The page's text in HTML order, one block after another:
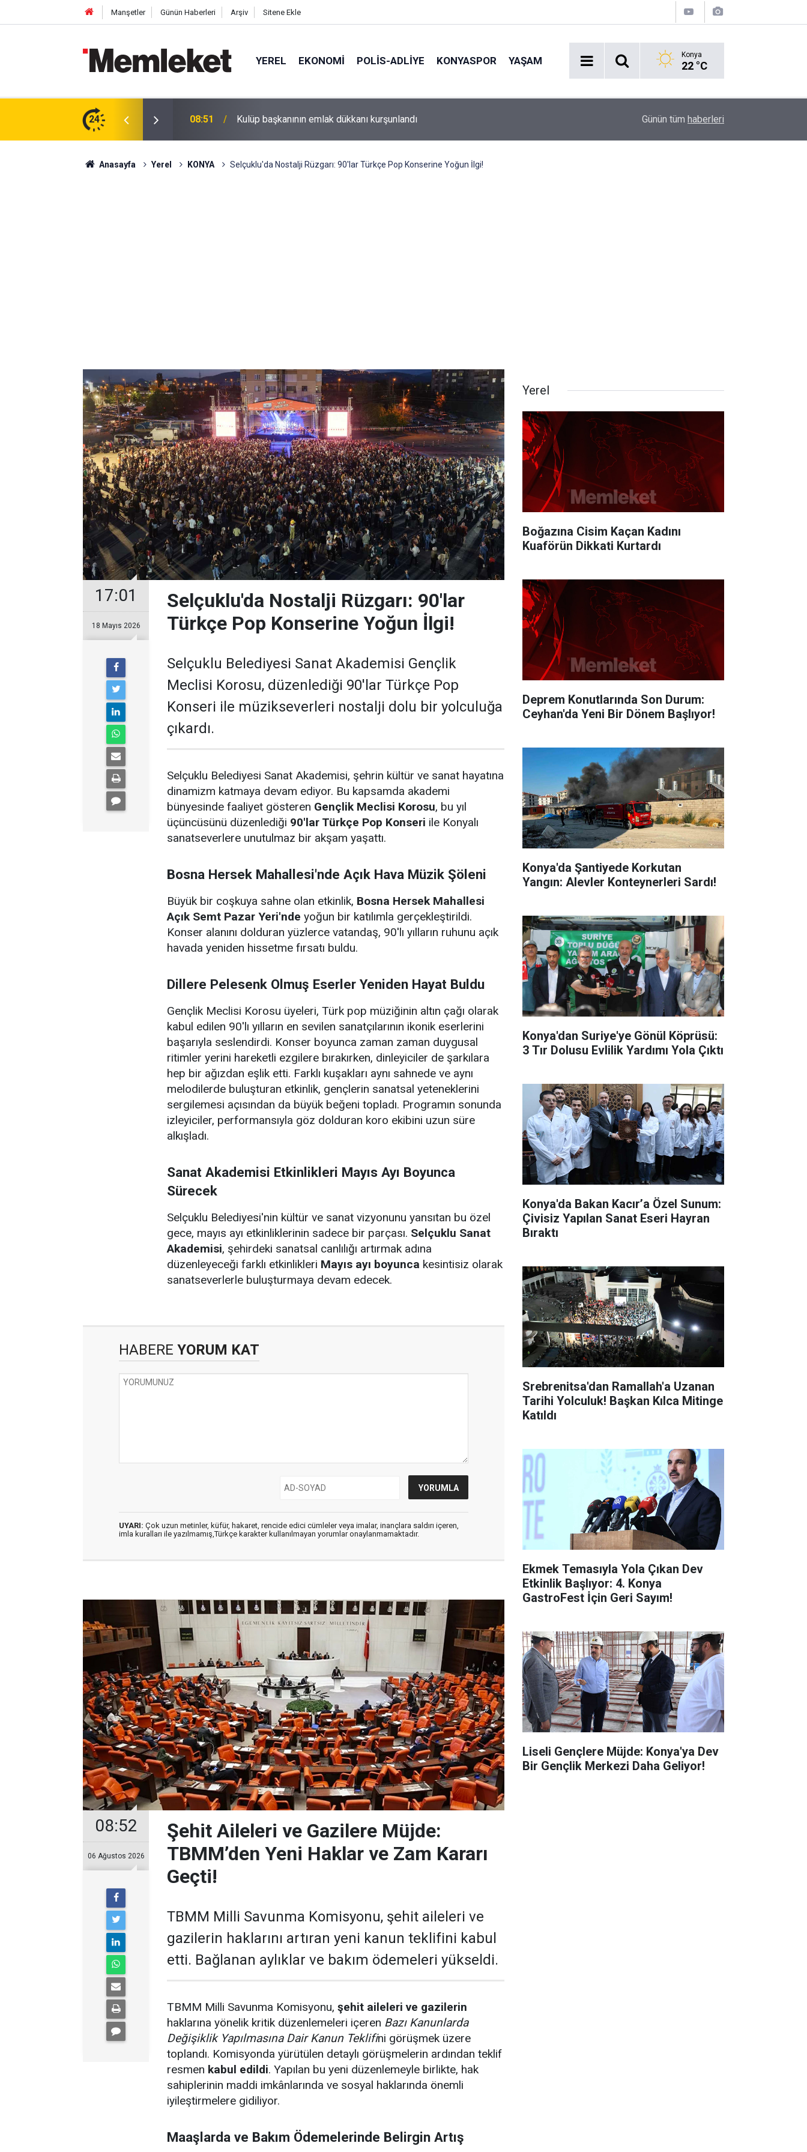
Manşetler Günün Haberleri Arşiv Sitene Ekle
YEREL EKONOMI POLİS-ADLİYE KONYASPOR YAŞAM Konya
22 °C
24
Yeni Haklar ve Zam Kararı Geçti! 08:51 Kulüp başkanının emlak dükkanı kurşunlandı Sosyal Medyadaki Görüntüler İnfial Yarattı:
Günün tüm haberleri
Anasayfa Yerel KONYA Selçuklu'da Nostalji Rüzgarı: 90'lar Türkçe Pop Konserine Yoğun İlgi!
17:01
18 Mayıs 2026
Selçuklu'da Nostalji Rüzgarı: 90'lar
Türkçe Pop Konserine Yoğun İlgi!
Selçuklu Belediyesi Sanat Akademisi Gençlik
Meclisi Korosu, düzenlediği 90'lar Türkçe Pop
Konseri ile müzikseverleri nostalji dolu bir yolculuğa
çıkardı.
Selçuklu Belediyesi Sanat Akademisi, şehrin kültür ve sanat hayatına
dinamizm katmaya devam ediyor. Bu kapsamda akademi
bünyesinde faaliyet gösteren Gençlik Meclisi Korosu, bu yıl
üçüncüsünü düzenlediği 90'lar Türkçe Pop Konseri ile Konyalı
sanatseverlere unutulmaz bir akşam yaşattı.
Bosna Hersek Mahallesi'nde Açık Hava Müzik Şöleni
Büyük bir coşkuya sahne olan etkinlik, Bosna Hersek Mahallesi
Açık Semt Pazar Yeri'nde yoğun bir katılımla gerçekleştirildi.
Konser alanını dolduran yüzlerce vatandaş, 90'lı yılların ruhunu açık
havada yeniden hissetme fırsatı buldu.
Dillere Pelesenk Olmuş Eserler Yeniden Hayat Buldu
Gençlik Meclisi Korosu üyeleri, Türk pop müziğinin altın çağı olarak
kabul edilen 90'lı yılların en sevilen sanatçılarının ikonik eserlerini
başarıyla seslendirdi. Konser boyunca zaman zaman duygusal
ritimler yerini hareketli ezgilere bırakırken, dinleyiciler de şarkılara
hep bir ağızdan eşlik etti. Farklı kuşakları aynı sahnede ve aynı
melodilerde buluşturan etkinlik, gençlerin sanatsal yeteneklerini
sergilemesi açısından da büyük beğeni topladı. Programın sonunda
izleyiciler, performansıyla göz dolduran koro ekibini uzun süre
alkışladı.
Sanat Akademisi Etkinlikleri Mayıs Ayı Boyunca
Sürecek
Selçuklu Belediyesi'nin kültür ve sanat vizyonunu yansıtan bu özel
gece, mayıs ayı etkinliklerinin sadece bir parçası. Selçuklu Sanat
Akademisi, şehirdeki sanatsal canlılığı artırmak adına
düzenleyeceği farklı etkinlikleri Mayıs ayı boyunca kesintisiz olarak
sanatseverlerle buluşturmaya devam edecek.
HABERE YORUM KAT
UYARI: Çok uzun metinler, küfür, hakaret, rencide edici cümleler veya imalar, inançlara saldırı içeren,
imla kuralları ile yazılmamış,Türkçe karakter kullanılmayan yorumlar onaylanmamaktadır.
08:52
06 Ağustos 2026
Şehit Aileleri ve Gazilere Müjde:
TBMM’den Yeni Haklar ve Zam Kararı
Geçti!
TBMM Milli Savunma Komisyonu, şehit aileleri ve
gazilerin haklarını artıran yeni kanun teklifini kabul
etti. Bağlanan aylıklar ve bakım ödemeleri yükseldi.
TBMM Milli Savunma Komisyonu, şehit aileleri ve gazilerin
haklarına yönelik kritik düzenlemeleri içeren Bazı Kanunlarda
Değişiklik Yapılmasına Dair Kanun Teklifini görüşmek üzere
toplandı. Komisyonda yürütülen detaylı görüşmelerin ardından teklif
resmen kabul edildi. Yapılan bu yeni düzenlemeyle birlikte, hak
sahiplerinin maddi imkânlarında ve sosyal haklarında önemli
iyileştirmelere gidiliyor.
Maaşlarda ve Bakım Ödemelerinde Belirgin Artış
Yerel
Boğazına Cisim Kaçan Kadını
Kuaförün Dikkati Kurtardı
Deprem Konutlarında Son Durum:
Ceyhan'da Yeni Bir Dönem Başlıyor!
Konya'da Şantiyede Korkutan
Yangın: Alevler Konteynerleri Sardı!
Konya'dan Suriye'ye Gönül Köprüsü:
3 Tır Dolusu Evlilik Yardımı Yola Çıktı
Konya'da Bakan Kacır’a Özel Sunum:
Çivisiz Yapılan Sanat Eseri Hayran
Bıraktı
Srebrenitsa'dan Ramallah'a Uzanan
Tarihi Yolculuk! Başkan Kılca Mitinge
Katıldı
Ekmek Temasıyla Yola Çıkan Dev
Etkinlik Başlıyor: 4. Konya
GastroFest İçin Geri Sayım!
Liseli Gençlere Müjde: Konya'ya Dev
Bir Gençlik Merkezi Daha Geliyor!